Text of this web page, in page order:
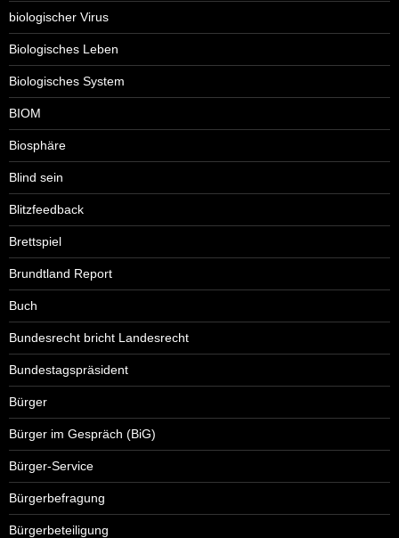
biologischer Virus
Biologisches Leben
Biologisches System
BIOM
Biosphäre
Blind sein
Blitzfeedback
Brettspiel
Brundtland Report
Buch
Bundesrecht bricht Landesrecht
Bundestagspräsident
Bürger
Bürger im Gespräch (BiG)
Bürger-Service
Bürgerbefragung
Bürgerbeteiligung